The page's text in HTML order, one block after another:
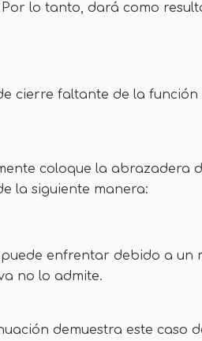
lo tanto, dará como
cierre faltante de la
coloque la abrazadera
la siguiente manera:
enfrentar debido a un
no lo admite.
demuestra este caso